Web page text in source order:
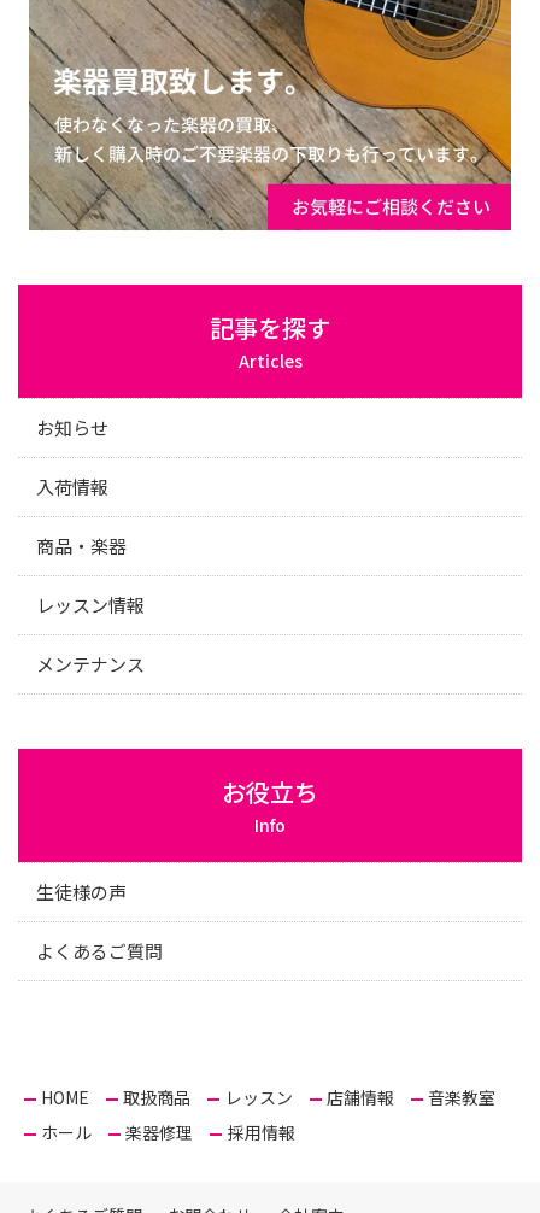
記事を探す
Articles
お知らせ
入荷情報
商品・楽器
レッスン情報
メンテナンス
お役立ち
Info
生徒様の声
よくあるご質問
HOME 取扱商品 レッスン 店舗情報
音楽教室
ホール
楽器修理 採用情報